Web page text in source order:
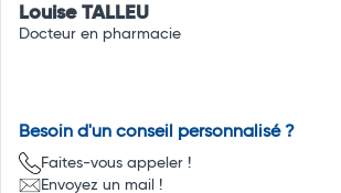
Louise TALLEU
Docteur en pharmacie
Besoin d'un conseil personnalisé ?
Faites-vous appeler !
Envoyez un mail !